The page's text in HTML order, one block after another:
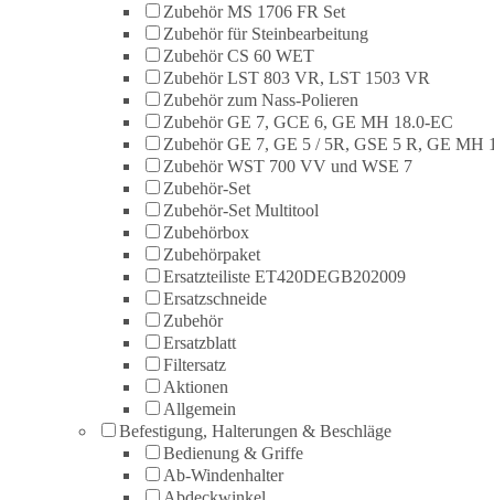
Zubehör MS 1706 FR Set
Zubehör für Steinbearbeitung
Zubehör CS 60 WET
Zubehör LST 803 VR, LST 1503 VR
Zubehör zum Nass-Polieren
Zubehör GE 7, GCE 6, GE MH 18.0-EC
Zubehör GE 7, GE 5 / 5R, GSE 5 R, GE MH
Zubehör WST 700 VV und WSE 7
Zubehör-Set
Zubehör-Set Multitool
Zubehörbox
Zubehörpaket
Ersatzteiliste ET420DEGB202009
Ersatzschneide
Zubehör
Ersatzblatt
Filtersatz
Aktionen
Allgemein
Befestigung, Halterungen & Beschläge
Bedienung & Griffe
Ab-Windenhalter